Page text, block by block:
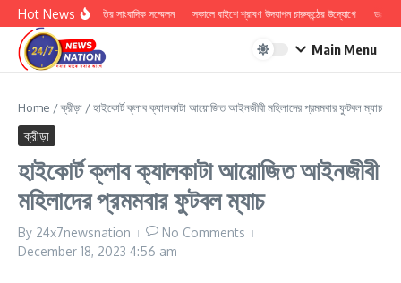
Skip to content
Hot Newsহিন্দু সুরক্ষা সমিতির সাংবাদিক সম্মেলন সকালে বাইশে শ্রাবণ উদযাপন চারুকন্ঠের উদ্যোগে ডঃ
Main Menu
Home /ক্রীড়া /হাইকোর্ট ক্লাব ক্যালকাটা আয়োজিত আইনজীবী মহিলাদের প্রমমবার ফুটবল ম্যাচ
ক্রীড়া
হাইকোর্ট ক্লাব ক্যালকাটা আয়োজিত আইনজীবী
মহিলাদের প্রমমবার ফুটবল ম্যাচ
By 24x7newsnation
No Comments
December 18, 2023 4:56 am